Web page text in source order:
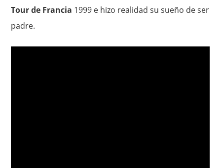
Tour de Francia 1999 e hizo realidad su sueño de ser
padre.